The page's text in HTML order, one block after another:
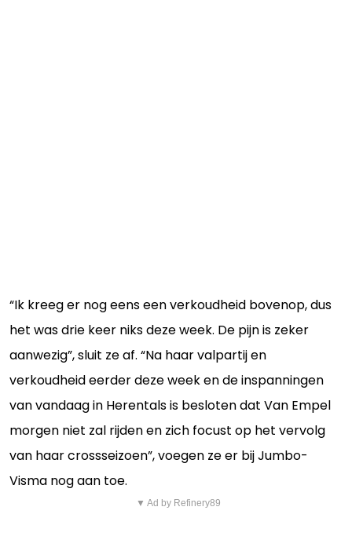
“Ik kreeg er nog eens een verkoudheid bovenop, dus
het was drie keer niks deze week. De pijn is zeker
aanwezig”, sluit ze af. “Na haar valpartij en
verkoudheid eerder deze week en de inspanningen
van vandaag in Herentals is besloten dat Van Empel
morgen niet zal rijden en zich focust op het vervolg
van haar crossseizoen”, voegen ze er bij Jumbo-
Visma nog aan toe.
▼ Ad by Refinery89